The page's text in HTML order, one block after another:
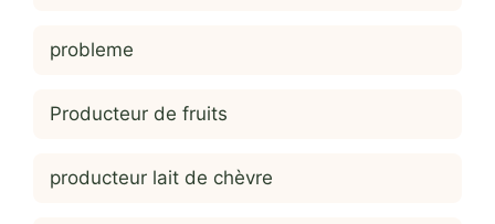
probleme
Producteur de fruits
producteur lait de chèvre